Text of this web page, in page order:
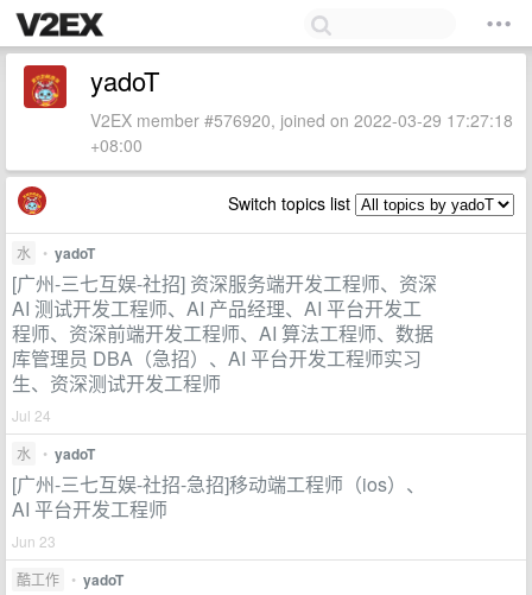
yadoT
V2EX member #576920, joined on 2022-03-29 17:27:18
+08:00
Switch topics list
水 • yadoT
[广州-三七互娱-社招] 资深服务端开发工程师、资深
AI 测试开发工程师、AI 产品经理、AI 平台开发工
程师、资深前端开发工程师、AI 算法工程师、数据
库管理员 DBA（急招）、AI 平台开发工程师实习
生、资深测试开发工程师
Jul 24
水
• yadoT
[广州-三七互娱-社招-急招]移动端工程师（ios）、
AI 平台开发工程师
Jun 23
酷工作
• yadoT